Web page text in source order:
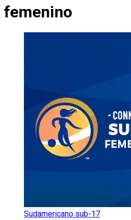
femenino
Sudamericano sub-17